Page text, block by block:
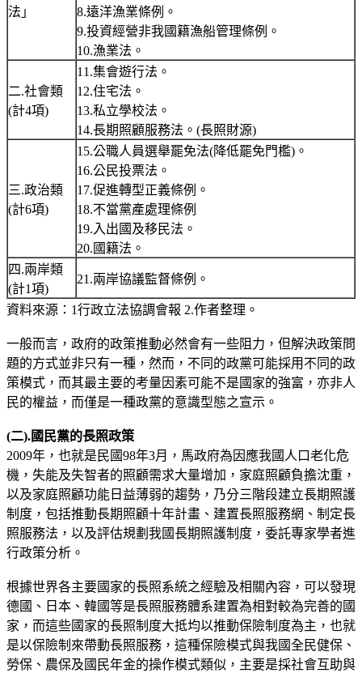
法」
8.遠洋漁業條例。
9.投資經營非我國籍漁船管理條例。
10.漁業法。
二.社會類
(計4項)
11.集會遊行法。
12.住宅法。
13.私立學校法。
14.長期照顧服務法。(長照財源)
三.政治類
(計6項)
15.公職人員選舉罷免法(降低罷免門檻)。
16.公民投票法。
17.促進轉型正義條例。
18.不當黨產處理條例
19.入出國及移民法。
20.國籍法。
四.兩岸類
(計1項)
21.兩岸協議監督條例。
資料來源：1行政立法協調會報 2.作者整理。
一般而言，政府的政策推動必然會有一些阻力，但解決政策問
題的方式並非只有一種，然而，不同的政黨可能採用不同的政
策模式，而其最主要的考量因素可能不是國家的強富，亦非人
民的權益，而僅是一種政黨的意識型態之宣示。
(二).國民黨的長照政策
2009年，也就是民國98年3月，馬政府為因應我國人口老化危
機，失能及失智者的照顧需求大量增加，家庭照顧負擔沈重，
以及家庭照顧功能日益薄弱的趨勢，乃分三階段建立長期照護
制度，包括推動長期照顧十年計畫、建置長照服務網、制定長
照服務法，以及評估規劃我國長期照護制度，委託專家學者進
行政策分析。
根據世界各主要國家的長照系統之經驗及相關內容，可以發現
德國、日本、韓國等是長照服務體系建置為相對較為完善的國
家，而這些國家的長照制度大抵均以推動保險制度為主，也就
是以保險制來帶動長照服務，這種保險模式與我國全民健保、
勞保、農保及國民年金的操作模式類似，主要是採社會互助與